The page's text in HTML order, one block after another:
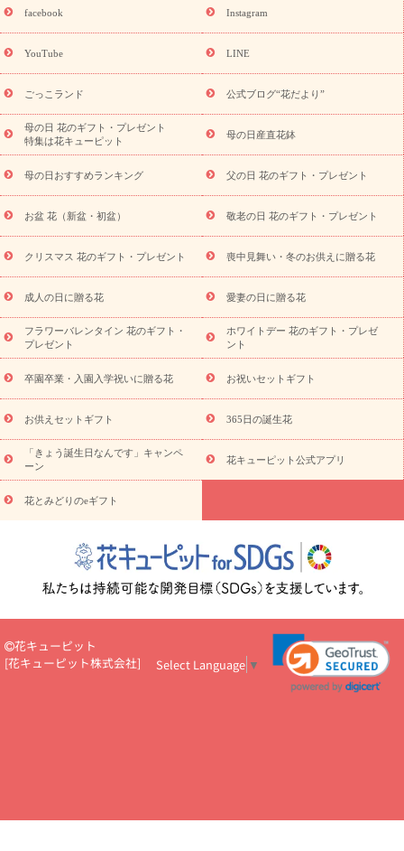
日フラワーギフト商品一覧
ユリ トルコキキョウ
誕生花(トルコキキョウ)
9月の誕生花(リンドウ)
誕生日セット
ギフト
「きょう誕生日なんです」キャンペーン
用途から探す お祝いの花特集 当日配達特急便
お祝い商品
一覧
お祝い 新築・引っ越し祝い
結婚記念日
結婚祝い 出産祝い 退院祝い・快気祝い
還暦
祝い・長寿祝い
プチギフト ペットのお祝いフラワー
元・暑中見舞い
敬老の日
お供え
お供え・お悔やみ商品一覧 お供え・お悔やみの花
十九日法要以降に贈る花
通夜・葬儀に贈る花
お供え お花とセッ
お盆（新盆・初盆）
お祝い返し お見舞い
お取り
プリザーブドフラワー
スタイルから探す
アレンジメント
蘭・花鉢
ミディ胡蝶蘭・お祝い ミディ胡蝶蘭・お供え
の青色胡蝶蘭
観葉植物 観葉植物 産直多肉植物
プリザーブ
ドフラワー
お祝い お供え・お悔やみ 花とセットギフト
ミオーダー
プチギフト（hanamore -ハナモア-）
花とみどりの
eギフト
花キューピットのeGfit カラー ピンク
レンジ
レッド お花の種類 バラ ユリ トルコキキョウ
予
算から探す
お祝い お祝い・3000円～ お祝い・
お祝い・5000円～ お祝い・7000円～ お祝い・10000円～
お供え・お悔やみ
お供え・お悔やみ・3000円～
お供え・お
悔やみ・5000円～ お供え・お悔やみ・7000円～
お供え・お悔
やみ・10000円～
365日の誕生花カレンダー
開店・開業祝
お祝いを贈るときのマナー・
花キューピットのお祝いコラム一覧
誕生日のお花を「色
彩心理学」で選ぶ方法
結婚祝いの予算相場
出産祝いお役立ち情
転職祝いのマナー基礎知識
ペットのお祝いワンポイントアド
バイス
スタンド花（フラスタ）のマナー
お見舞いのマナーとル
お祝い花のマナー総まとめ
場上司や先輩へ贈るお祝い花の正解は？
開店祝いの花 選び方ガイ
ド（早見表あり）
花キューピットのお供え・
プロ直伝10のテクニック
花美人5人の「花のある暮らし」
美
facebook Instagram
YouTube LINE
ごっこランド 公式ブログ“花だより”
母の日 花のギフト・プレゼント
特集は花キューピット
母の日産直花鉢
母の日おすすめランキング 父の日 花のギフト・プレゼント
お盆 花（新盆・初盆） 敬老の日 花のギフト・プレゼント
クリスマス 花のギフト・プレゼント 喪中見舞い・冬のお供えに贈る花
成人の日に贈る花 愛妻の日に贈る花
フラワーバレンタイン 花のギフト・
プレゼント
ホワイトデー 花のギフト・プレゼ
ント
卒園卒業・入園入学祝いに贈る花 お祝いセットギフト
お供えセットギフト 365日の誕生花
「きょう誕生日なんです」キャンペ
ーン
花キューピット公式アプリ
花とみどりのeギフト
花キューピット
[花キューピット株式会社] Select Language ▼